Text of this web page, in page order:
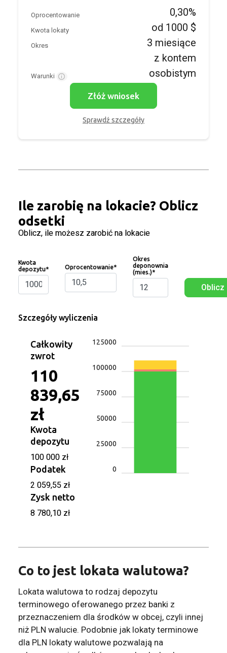
Oprocentowanie 0,30%
Kwota lokaty od 1000 $
Okres 3 miesiące
Warunki
z kontem
osobistym
Złóż wniosek
Sprawdź szczegóły
Ile zarobię na lokacie? Oblicz
odsetki
Oblicz, ile możesz zarobić na lokacie
Kwota
depozytu* Oprocentowanie*
Okres
deponownia
(mies.)*
Oblicz
Szczegóły wyliczenia
Całkowity
zwrot
110
839,65
zł
Kwota
depozytu
100 000 zł
Podatek
2 059,55 zł
Zysk netto
8 780,10 zł
0
25000
50000
75000
100000
125000
Co to jest lokata walutowa?
Lokata walutowa to rodzaj depozytu
terminowego oferowanego przez banki z
przeznaczeniem dla środków w obcej, czyli innej
niż PLN walucie. Podobnie jak lokaty terminowe
dla PLN lokaty walutowe pozwalają na